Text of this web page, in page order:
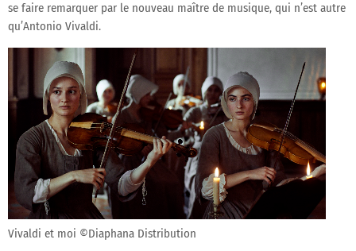
se faire remarquer par le nouveau maître de musique, qui n’est autre
qu’Antonio Vivaldi.
Vivaldi et moi ©Diaphana Distribution